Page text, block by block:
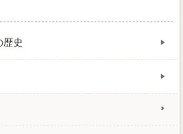
歴史